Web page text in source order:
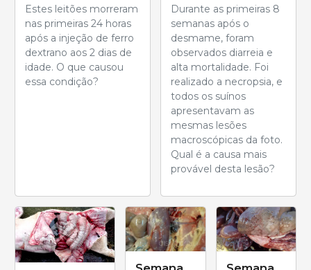
Estes leitões morreram
nas primeiras 24 horas
após a injeção de ferro
dextrano aos 2 dias de
idade. O que causou
essa condição?
Durante as primeiras 8
semanas após o
desmame, foram
observados diarreia e
alta mortalidade. Foi
realizado a necropsia, e
todos os suínos
apresentavam as
mesmas lesões
macroscópicas da foto.
Qual é a causa mais
provável desta lesão?